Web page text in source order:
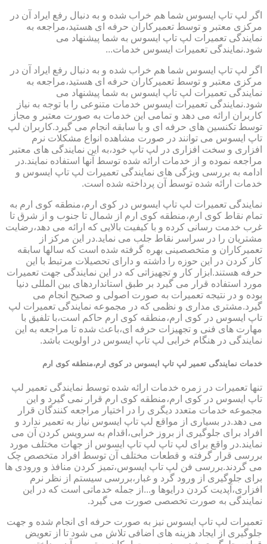
اگر لپ تاپ ایسوس شما هم خراب شده و به دنبال رفع ایراد آن در
مرکزی معتبر و توسط تعمیرکاران حرفه ای هستید،مراجعه به
نمایندگی تعمیرات لپ تاپ ایسوس به شما پیشنهاد می
شود.نمایندگی تعمیرات ایسوس خدمات...
اگر لپ تاپ ایسوس شما هم خراب شده و به دنبال رفع ایراد آن در
مرکزی معتبر و توسط تعمیرکاران حرفه ای هستید،مراجعه به
نمایندگی تعمیرات لپ تاپ ایسوس به شما پیشنهاد می
شود.نمایندگی تعمیرات ایسوس خدمات متنوعی را با توجه به نیاز
کاربران ارائه می دهد و تمامی این خدمات به صورت معتبر و مجاز
توسط تکنسین های حرفه ای و با سابقه انجام می گیرد.کاربران لپ
تاپ ایسوس می توانند در صورت مشاهده انواع مشکلات نرم
افزاری و سخت افزاری در لپ تاپ خود،به این نمایندگی های معتبر
مراجعه نموده و از خدمات ارائه شده توسط آنها استفاده نمایند.در
ادامه به بررسی ویژگی های نمایندگی تعمیرات لپ تاپ ایسوس و
خدمات ارائه شده توسط آن پرداخته شده است.
نمایندگی تعمیرات لپ تاپ ایسوس در کوی ارم،منطقه کوی ارم به
تمام نقاط کوی ارم،منطقه کوی ارم از شمال تا جنوب و از شرق تا
غرب خدمت رسانی کرده و با کیفیت بالایی که ارائه می دهد،رضایت
مشتریان را در سراسر نقاط جلب می نماید.در این مرکز از
تعمیرکاران و متخصصینی بهره گرفته شده است که سالها سابقه
کار کردن در این حوزه را داشته و دارای تحصیلات مرتبط با این
حرفه هستند.ابزار کار و تجهیزاتی که در این نمایندگی جهت تعمیرات
مورد استفاده قرار می گیرد بر طبق استانداردهای بین المللی دنیا
بوده و در نتیجه تعمیرات به صورت اصولی و صحیح انجام می
گیرد.مشتری مداری و نظمی که در مجموعه نمایندگی تعمیرات لپ
تاپ ایسوس در کوی ارم،منطقه کوی ارم حاکم است،با تلفیق با
مهارت های فنی و تجهیزات حرفه ای،باعث شده تا مراجعه به این
نمایندگی در هنگام خرابی لپ تاپ ایسوس در اولویت باشد.
خدمات نمایندگی تعمیر لپ تاپ ایسوس در کوی ارم،منطقه کوی ارم
تنها تعمیرات در زمره خدمات ارائه شده توسط نمایندگی تعمیر لپ
تاپ ایسوس در کوی ارم،منطقه کوی ارم قرار نمی گیرد و این
مجموعه خدمات متعدد دیگری را در اختیار مراجعه کنندگان قرار
می دهد.در بسیاری از مواقع لپ تاپ ایسوس نیاز به تعمیر ندارد و
افراد برای جلوگیری از بروز خرابی،اقدام به سرویس کردن آن می
نمایند.در واقع برای لپ تاپ لپ تاپ ایسوس از جهات مختلف مورد
بررسی قرار گرفته و قطعات مختلف آن توسط افراد متخصص چک
می گردند.بررسی فن لپ تاپ ایسوس،تمیز کردن منافذ و ورودی ها
برای جلوگیری از ورود گرد و غبار،بررسی سیستم از نظر نرم
افزاری،آپدیت کردن درایوها و...از جمله خدماتی است که در این
نمایندگی به صورت تخصصی صورت می گیرد.
تعمیرات لپ تاپ ایسوس نیز به صورت حرفه ای انجام شده و جهت
جلوگیری از ایجاد هزینه های اضافی تلاش می شود تا از تعویض